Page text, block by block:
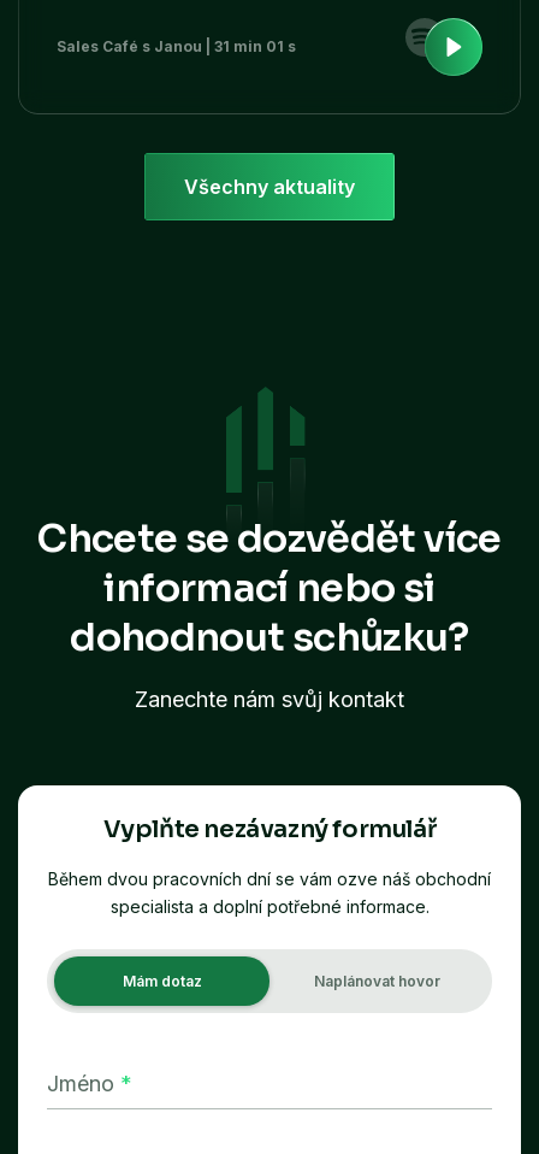
Sales Café s Janou | 31 min 01 s
Všechny aktuality
Chcete se dozvědět více
informací nebo si
dohodnout schůzku?
Zanechte nám svůj kontakt
Vyplňte nezávazný formulář
Během dvou pracovních dní se vám ozve náš obchodní
specialista a doplní potřebné informace.
Mám dotaz Naplánovat hovor
Jméno *